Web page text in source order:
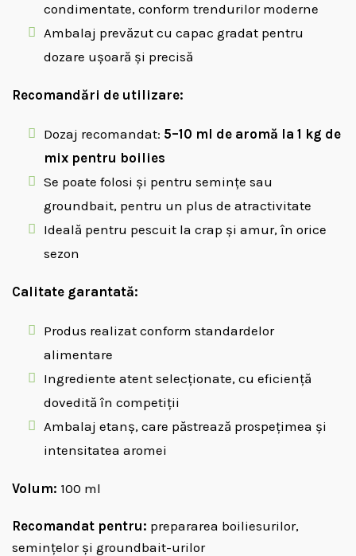
condimentate, conform trendurilor moderne
Ambalaj prevăzut cu capac gradat pentru
dozare ușoară și precisă
Recomandări de utilizare:
Dozaj recomandat: 5–10 ml de aromă la 1 kg de
mix pentru boilies
Se poate folosi și pentru semințe sau
groundbait, pentru un plus de atractivitate
Ideală pentru pescuit la crap și amur, în orice
sezon
Calitate garantată:
Produs realizat conform standardelor
alimentare
Ingrediente atent selecționate, cu eficiență
dovedită în competiții
Ambalaj etanș, care păstrează prospețimea și
intensitatea aromei
Volum: 100 ml
Recomandat pentru: prepararea boiliesurilor,
semințelor și groundbait-urilor